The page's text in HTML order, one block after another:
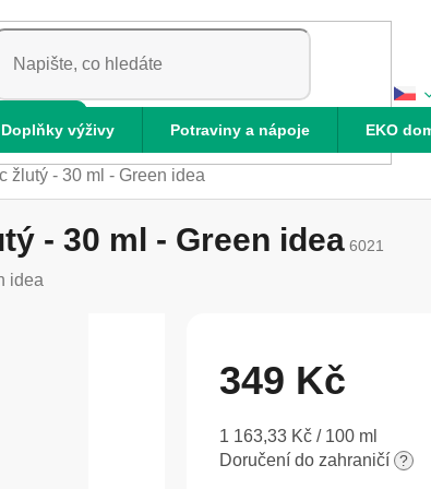
HLEDAT
Doplňky výživy Potraviny a nápoje EKO
žlutý - 30 ml - Green idea
- 30 ml - Green idea 6021
idea
349 Kč
Měrná
cena:
1 163,33 Kč / 100 ml
Doručení do zahraničí ?